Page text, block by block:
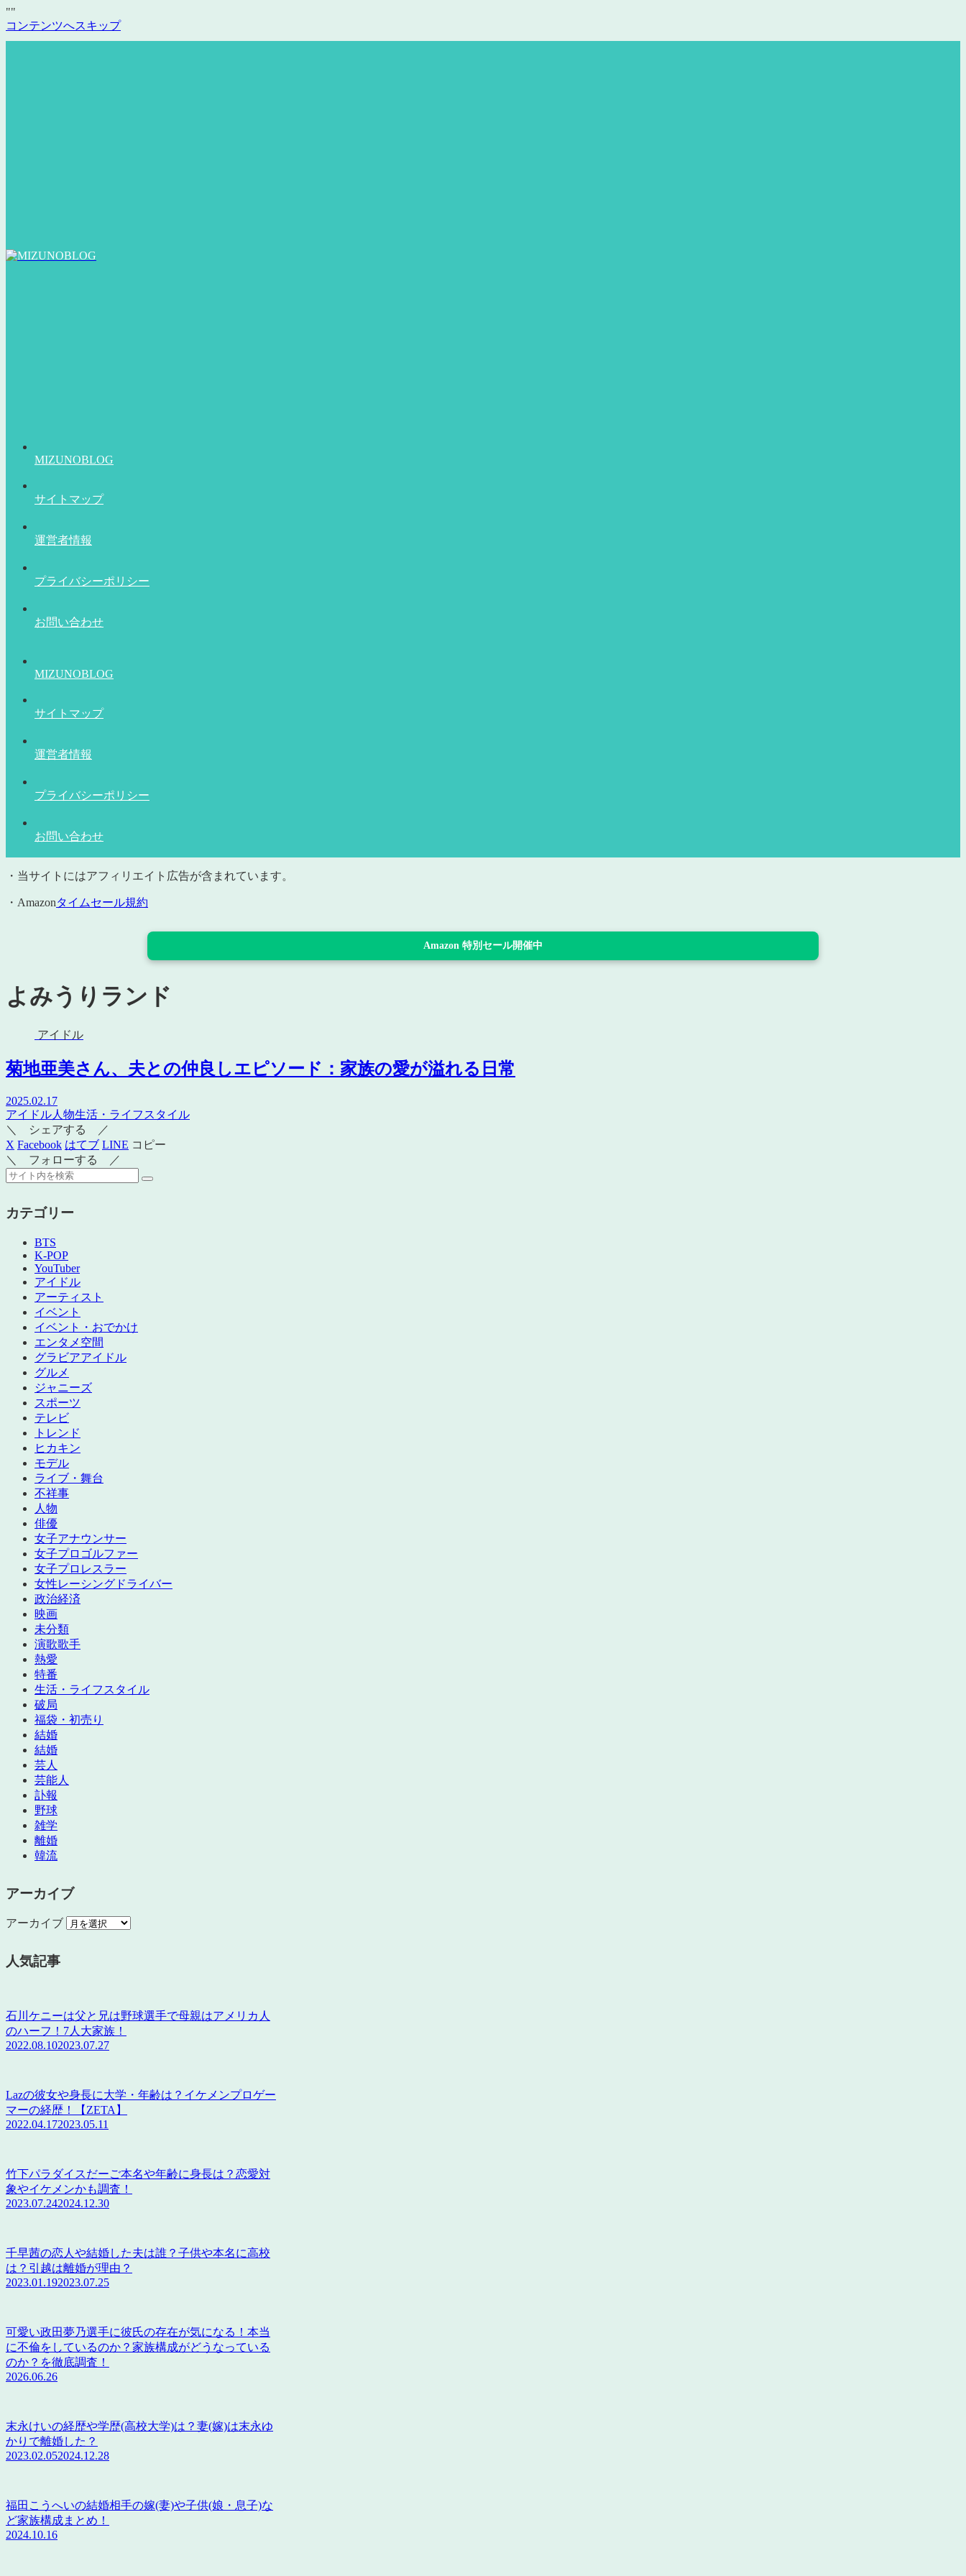
""
コンテンツへスキップ
MIZUNOBLOG
サイトマップ
運営者情報
プライバシーポリシー
お問い合わせ
MIZUNOBLOG
サイトマップ
運営者情報
プライバシーポリシー
お問い合わせ
・当サイトにはアフィリエイト広告が含まれています。
・Amazonタイムセール規約
Amazon 特別セール開催中
よみうりランド
アイドル
菊地亜美さん、夫との仲良しエピソード：家族の愛が溢れる日常
2025.02.17
アイドル人物生活・ライフスタイル
＼ シェアする ／
X Facebook はてブ LINE コピー
＼ フォローする ／
カテゴリー
BTS
K-POP
YouTuber
アイドル
アーティスト
イベント
イベント・おでかけ
エンタメ空間
グラビアアイドル
グルメ
ジャニーズ
スポーツ
テレビ
トレンド
ヒカキン
モデル
ライブ・舞台
不祥事
人物
俳優
女子アナウンサー
女子プロゴルファー
女子プロレスラー
女性レーシングドライバー
政治経済
映画
未分類
演歌歌手
熱愛
特番
生活・ライフスタイル
破局
福袋・初売り
結婚
結婚
芸人
芸能人
訃報
野球
雑学
離婚
韓流
アーカイブ
アーカイブ
人気記事
石川ケニーは父と兄は野球選手で母親はアメリカ人
のハーフ！7人大家族！
2022.08.102023.07.27
Lazの彼女や身長に大学・年齢は？イケメンプロゲー
マーの経歴！【ZETA】
2022.04.172023.05.11
竹下パラダイスだーご本名や年齢に身長は？恋愛対
象やイケメンかも調査！
2023.07.242024.12.30
千早茜の恋人や結婚した夫は誰？子供や本名に高校
は？引越は離婚が理由？
2023.01.192023.07.25
可愛い政田夢乃選手に彼氏の存在が気になる！本当
に不倫をしているのか？家族構成がどうなっている
のか？を徹底調査！
2026.06.26
末永けいの経歴や学歴(高校大学)は？妻(嫁)は末永ゆ
かりで離婚した？
2023.02.052024.12.28
福田こうへいの結婚相手の嫁(妻)や子供(娘・息子)な
ど家族構成まとめ！
2024.10.16